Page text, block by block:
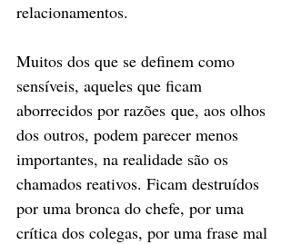
relacionamentos.
Muitos dos que se definem como
sensíveis, aqueles que ficam
aborrecidos por razões que, aos olhos
dos outros, podem parecer menos
importantes, na realidade são os
chamados reativos. Ficam destruídos
por uma bronca do chefe, por uma
crítica dos colegas, por uma frase mal